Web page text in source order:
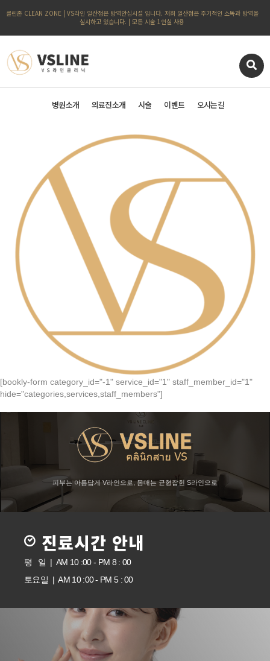
클린존 CLEAN ZONE | VS라인 일산점은 방역안심시설 입니다. 저희 일산점은 주기적인 소독과 방역을
실시하고 있습니다. | 모든 시술 1인실 사용
병원소개 의료진소개 시술 이벤트 오시는길
[bookly-form category_id="-1" service_id="1" staff_member_id="1"
hide="categories,services,staff_members"]
피부는 아름답게 V라인으로, 몸매는 균형잡힌 S라인으로
진료시간 안내
평 일 | AM 10 :00 - PM 8 : 00
토요일 | AM 10 :00 - PM 5 : 00